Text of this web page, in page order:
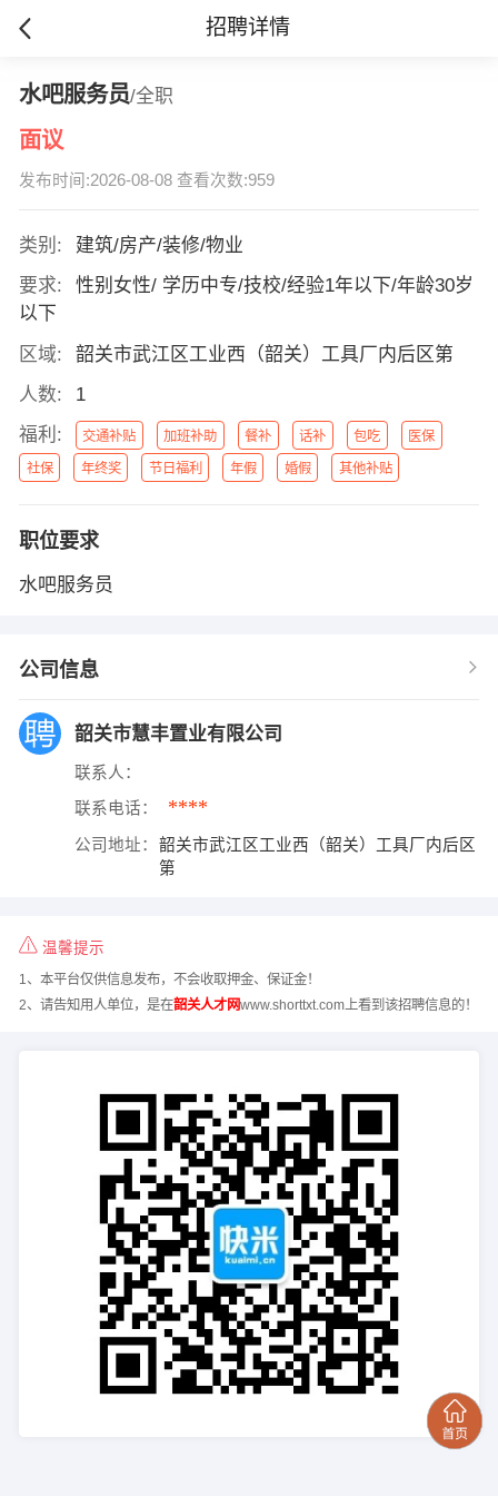
招聘详情
水吧服务员/全职
面议
发布时间:2026-08-08 查看次数:959
类别:
建筑/房产/装修/物业
要求:
性别女性/ 学历中专/技校/经验1年以下/年龄30岁
以下
区域:
韶关市武江区工业西（韶关）工具厂内后区第
人数:
1
福利:
交通补贴 加班补助 餐补 话补 包吃 医保
社保 年终奖 节日福利 年假 婚假 其他补贴
职位要求
水吧服务员
公司信息
韶关市慧丰置业有限公司
联系人：
联系电话： ****
公司地址：
韶关市武江区工业西（韶关）工具厂内后区
第
温馨提示
1、本平台仅供信息发布，不会收取押金、保证金！
2、请告知用人单位，是在韶关人才网www.shorttxt.com上看到该招聘信息的！